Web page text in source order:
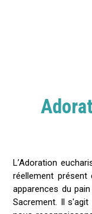
L’Adoration
réellement
apparences du
Sacrement. Il